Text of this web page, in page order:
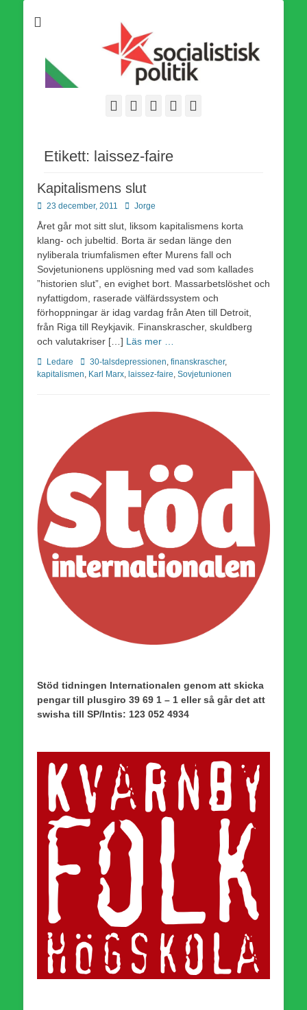
världsomfattande socialistiska Fjärde Internationalen och en viktig
tillgång i kampen för en socialistisk framtid!
FacebookWebbflöde
Instagram
Etikett: laissez-faire
Kapitalismens slut
Publicerad
23 december, 2011 Författare
Jorge
Året går mot sitt slut, liksom kapitalismens korta
klang- och jubeltid. Borta är sedan länge den
nyliberala triumfalismen efter Murens fall och
Sovjetunionens upplösning med vad som kallades
”historien slut”, en evighet bort. Massarbetslöshet och
nyfattigdom, raserade välfärdssystem och
förhoppningar är idag vardag från Aten till Detroit,
från Riga till Reykjavik. Finanskrascher, skuldberg
och valutakriser […] Läs mer …
Kategorier
Ledare Etiketter
30-talsdepressionen finanskrascher,
kapitalismen Karl Marx laissez-faire Sovjetunionen
Stöd tidningen Internationalen genom att skicka
pengar till plusgiro 39 69 1 – 1 eller så går det att
swisha till SP/Intis: 123 052 4934